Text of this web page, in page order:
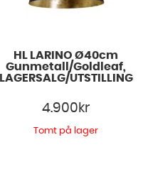
HL LARINO Ø40cm
Gunmetall/Goldleaf,
LAGERSALG/UTSTILLING
4.900 kr
Tomt på lager